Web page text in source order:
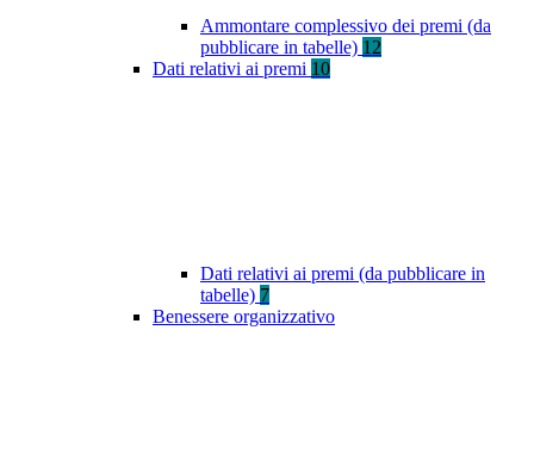
Ammontare complessivo dei premi (da
pubblicare in tabelle) 12
Dati relativi ai premi 10
Dati relativi ai premi (da pubblicare in
tabelle) 7
Benessere organizzativo